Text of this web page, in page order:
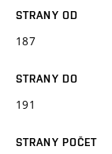
STRANY OD
187
STRANY DO
191
STRANY POČET